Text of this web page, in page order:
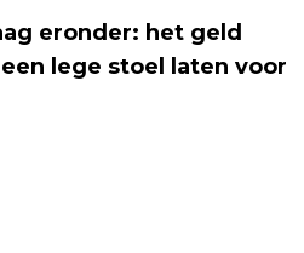
eronder: het geld
lege stoel laten voor